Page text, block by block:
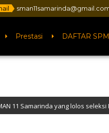
Prestasi DAFTAR
lolos seleksi PTN jalur SNBP